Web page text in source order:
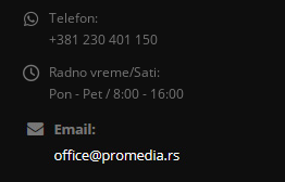
Telefon:
+381 230 401 150
Radno vreme/Sati:
Pon - Pet / 8:00 - 16:00